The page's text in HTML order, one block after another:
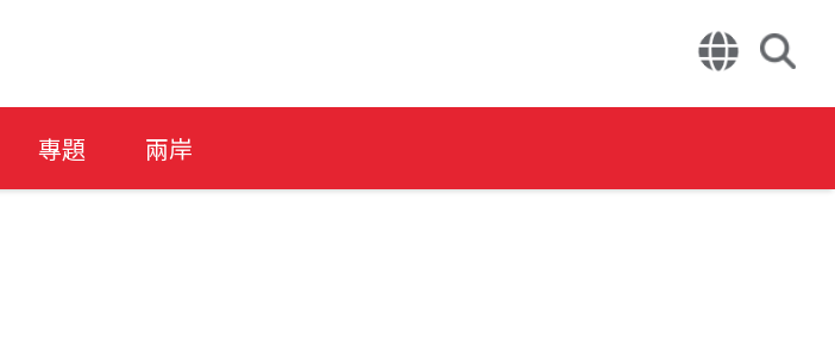
專題 兩岸